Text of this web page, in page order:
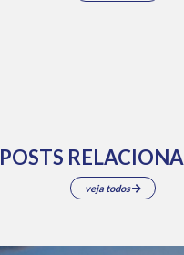
POSTS
veja todos